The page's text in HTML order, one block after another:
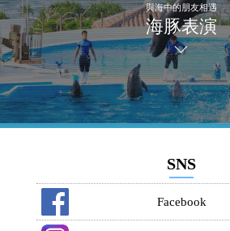
與海中的朋友相遇
海豚表演
SNS
Facebook